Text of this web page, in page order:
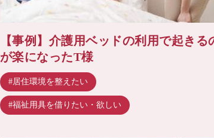
【事例】介護用ベッドの利用で起きる
が楽になったT様
#居住環境を整えたい
#福祉用具を借りたい・欲しい